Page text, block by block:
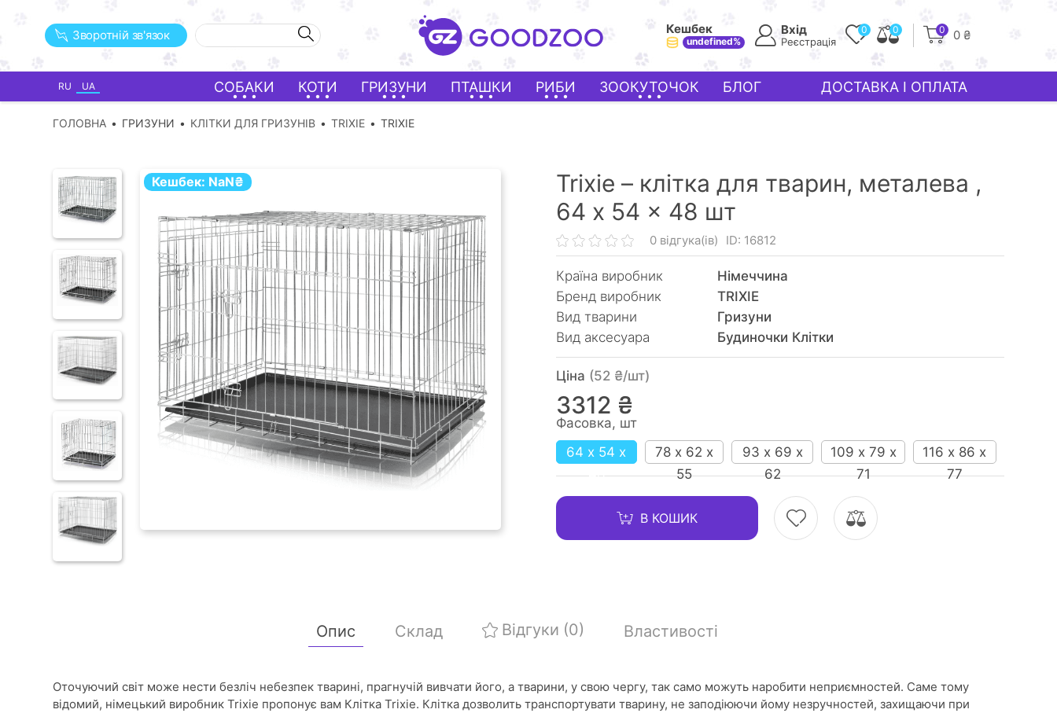
Зворотній зв'язок Кешбек
undefined%
Вхід
Реєстрація
0 0 0 0 ₴
RU UA СОБАКИ КОТИ ГРИЗУНИ ПТАШКИ РИБИ ЗООКУТОЧОК БЛОГ ДОСТАВКА І ОПЛАТА
ГОЛОВНА ГРИЗУНИ КЛІТКИ ДЛЯ ГРИЗУНІВ TRIXIE TRIXIE
Кешбек: NaN₴
Trixie – клітка для тварин, металева ,
64 x 54 x 48 шт
0 відгука(ів) ID: 16812
Країна виробник
Німеччина
Бренд виробник
TRIXIE
Вид тварини
Гризуни
Вид аксесуара
Будиночки Клітки
Ціна (52 ₴/шт)
3312 ₴
Фасовка, шт
64 x 54 x
48
78 x 62 x
55
93 x 69 x
62
109 x 79 x
71
116 x 86 x
77
В КОШИК
Опис Склад Відгуки (0) Властивості
Оточуючий світ може нести безліч небезпек тварині, прагнучій вивчати його, а тварини, у свою чергу, так само можуть наробити неприємностей. Саме тому
відомий, німецький виробник Trixie пропонує вам Клітка Trixie. Клітка дозволить транспортувати тварину, не заподіюючи йому незручностей, захищаючи при